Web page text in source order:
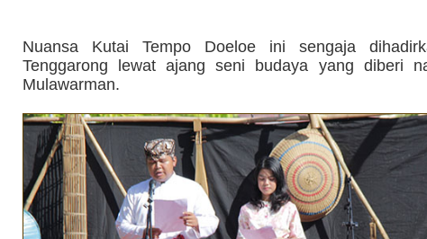
Nuansa Kutai Tempo Doeloe ini sengaja
Tenggarong lewat ajang seni budaya yang diberi
Mulawarman.